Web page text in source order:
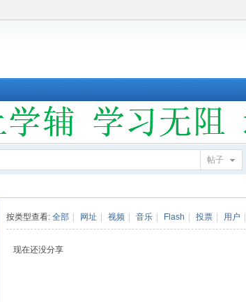
帖子
按类型查看: 全部 网址 视频 音乐 Flash 投票 用户
现在还没分享